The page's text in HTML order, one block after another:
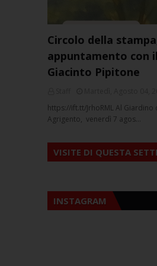
Circolo della
appuntamento con
Giacinto Pipitone
https://ift.tt/JrhoRML Al
Agrigento, venerdì 7 agos…
VISITE DI QUESTA
INSTAGRAM